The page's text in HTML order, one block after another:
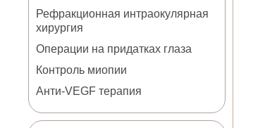
Рефракционная интраокулярная
хирургия
Операции на придатках глаза
Контроль миопии
Анти-VEGF терапия